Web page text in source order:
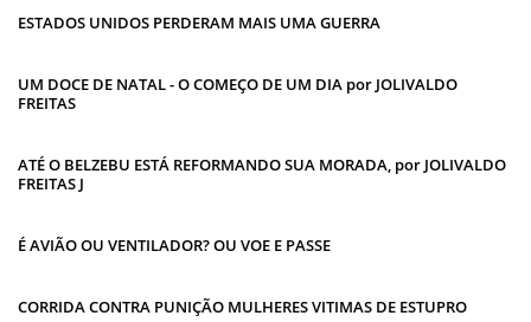
ESTADOS UNIDOS PERDERAM MAIS UMA GUERRA
UM DOCE DE NATAL - O COMEÇO DE UM DIA por JOLIVALDO
FREITAS
ATÉ O BELZEBU ESTÁ REFORMANDO SUA MORADA, por JOLIVALDO
FREITAS J
É AVIÃO OU VENTILADOR? OU VOE E PASSE
CORRIDA CONTRA PUNIÇÃO MULHERES VITIMAS DE ESTUPRO